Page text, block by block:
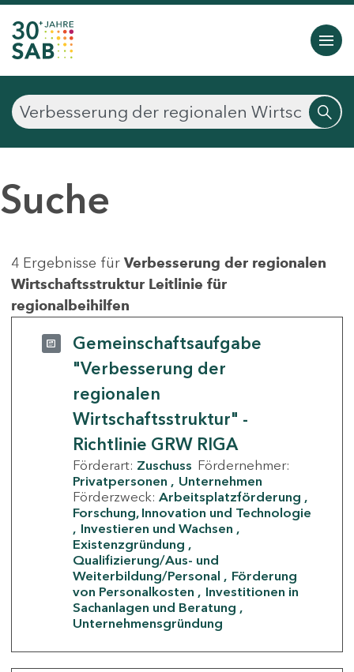
Suche
4 Ergebnisse für Verbesserung der regionalen
Wirtschaftsstruktur Leitlinie für
regionalbeihilfen
Gemeinschaftsaufgabe
"Verbesserung der
regionalen
Wirtschaftsstruktur" -
Richtlinie GRW RIGA
Förderart: Zuschuss Fördernehmer:
Privatpersonen
Unternehmen
Förderzweck: Arbeitsplatzförderung
Forschung, Innovation und Technologie
Investieren und Wachsen
Existenzgründung
Qualifizierung/Aus- und
Weiterbildung/Personal
Förderung
von Personalkosten
Investitionen in
Sachanlagen und Beratung
Unternehmensgründung